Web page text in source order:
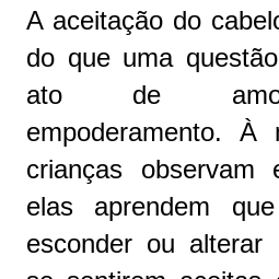
A aceitação do
do que uma
ato de
empoderamento.
crianças observam
elas aprendem
esconder ou alterar